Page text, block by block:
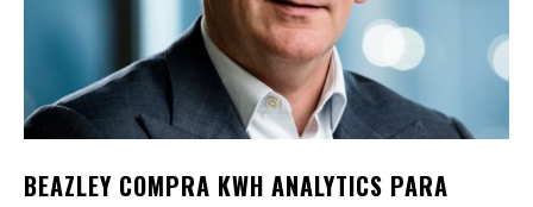
BEAZLEY COMPRA KWH ANALYTICS PARA